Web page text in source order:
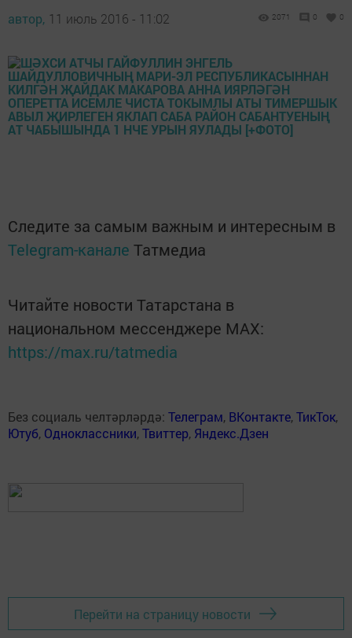
автор, 11 июль 2016 - 11:02 2071 0 0
Следите за самым важным и интересным в
Telegram-канале Татмедиа
Читайте новости Татарстана в
национальном мессенджере MАХ:
https://max.ru/tatmedia
Без социаль челтәрләрдә: Телеграм, ВКонтакте,ТикТок,
Ютуб, Одноклассники,Твиттер, Яндекс.Дзен
Перейти на страницу новости